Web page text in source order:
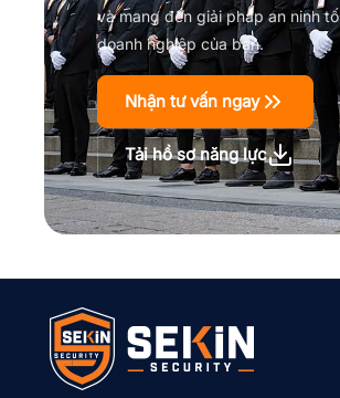
và mang đến giải pháp an ninh
doanh nghiệp của bạn.
Nhận tư vấn ngay
Tải hồ sơ năng lực